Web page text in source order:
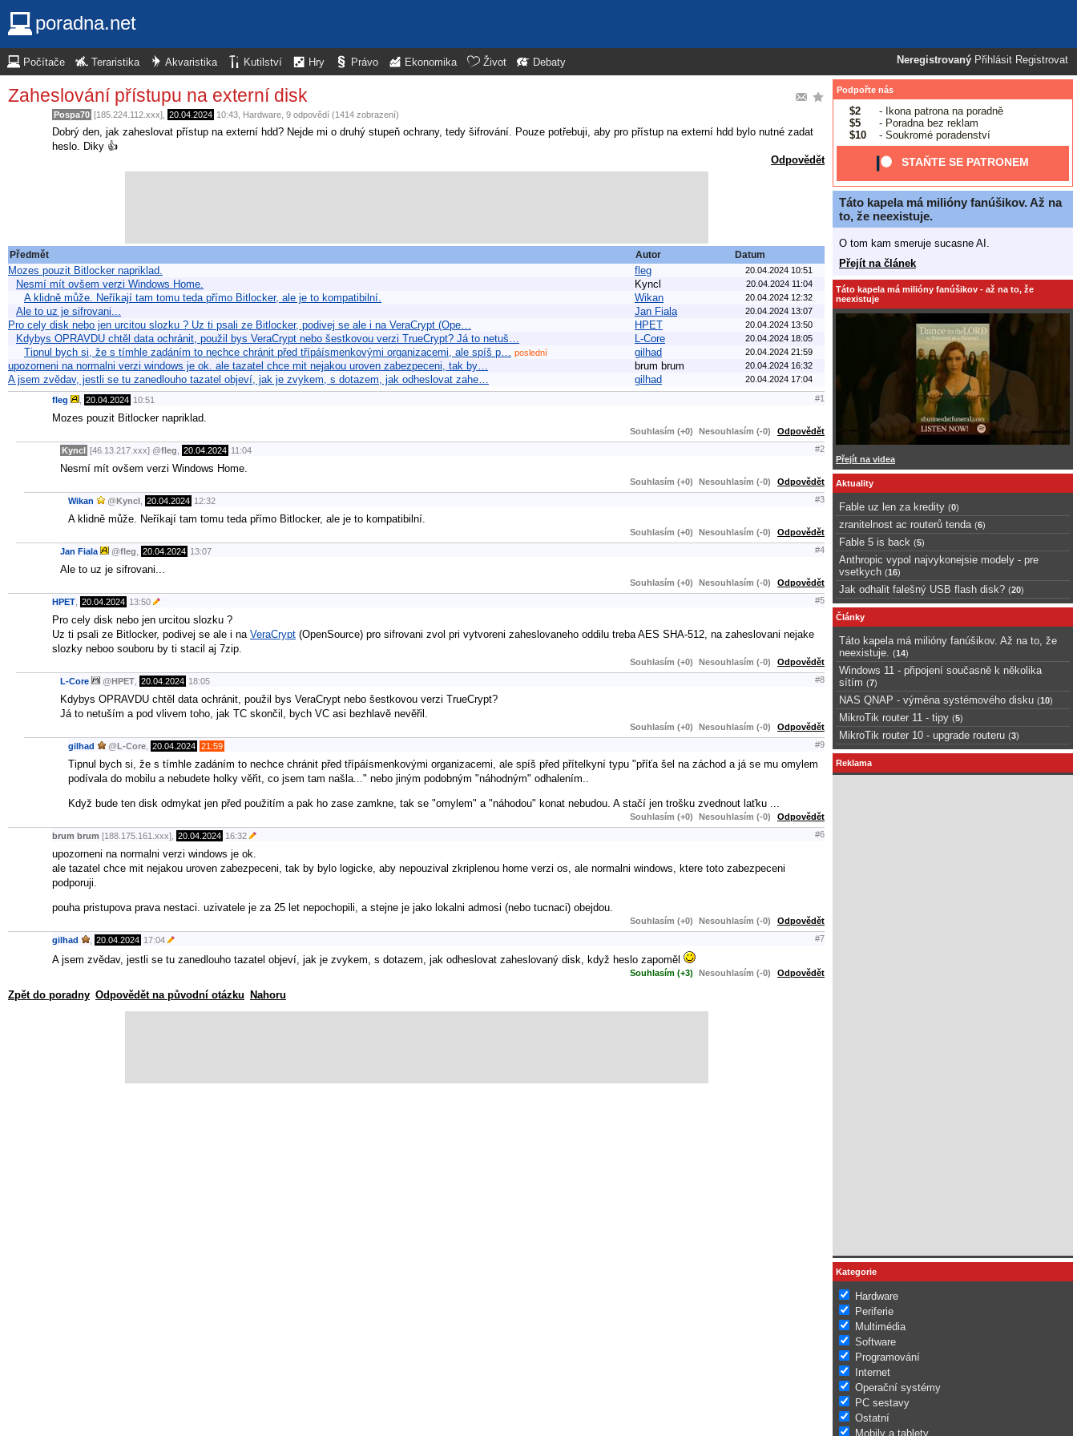
poradna.net
Neregistrovaný Přihlásit Registrovat
Počítače Teraristika Akvaristika Kutilství Hry Právo Ekonomika Život Debaty
Zaheslování přístupu na externí disk
Pospa70 [185.224.112.xxx], 20.04.2024 10:43 Hardware , 9 odpovědí (1414 zobrazení)
Dobrý den, jak zaheslovat přístup na externí hdd? Nejde mi o druhý stupeň ochrany, tedy šifrování. Pouze potřebuji, aby pro přístup na externí hdd bylo nutné zadat
heslo. Diky 👍
Odpovědět
Předmět Autor Datum
Mozes pouzit Bitlocker napriklad. fleg 20.04.2024 10:51
Nesmí mít ovšem verzi Windows Home. Kyncl 20.04.2024 11:04
A klidně může. Neříkají tam tomu teda přímo Bitlocker, ale je to kompatibilní. Wikan 20.04.2024 12:32
Ale to uz je sifrovani... Jan Fiala 20.04.2024 13:07
Pro cely disk nebo jen urcitou slozku ? Uz ti psali ze Bitlocker, podivej se ale i na VeraCrypt (Ope… HPET 20.04.2024 13:50
Kdybys OPRAVDU chtěl data ochránit, použil bys VeraCrypt nebo šestkovou verzi TrueCrypt? Já to netuš… L-Core 20.04.2024 18:05
Tipnul bych si, že s tímhle zadáním to nechce chránit před třípáísmenkovými organizacemi, ale spíš p… poslední gilhad 20.04.2024 21:59
upozorneni na normalni verzi windows je ok. ale tazatel chce mit nejakou uroven zabezpeceni, tak by… brum brum 20.04.2024 16:32
A jsem zvědav, jestli se tu zanedlouho tazatel objeví, jak je zvykem, s dotazem, jak odheslovat zahe… gilhad 20.04.2024 17:04
fleg 20.04.2024 10:51 #1
Mozes pouzit Bitlocker napriklad.
Souhlasím (+0) Nesouhlasím (-0) Odpovědět
Kyncl [46.13.217.xxx] @fleg 20.04.2024 11:04 #2
Nesmí mít ovšem verzi Windows Home.
Souhlasím (+0) Nesouhlasím (-0) Odpovědět
Wikan @Kyncl 20.04.2024 12:32 #3
A klidně může. Neříkají tam tomu teda přímo Bitlocker, ale je to kompatibilní.
Souhlasím (+0) Nesouhlasím (-0) Odpovědět
Jan Fiala @fleg 20.04.2024 13:07 #4
Ale to uz je sifrovani...
Souhlasím (+0) Nesouhlasím (-0) Odpovědět
HPET 20.04.2024 13:50 #5
Pro cely disk nebo jen urcitou slozku ?
Uz ti psali ze Bitlocker, podivej se ale i na VeraCrypt (OpenSource) pro sifrovani zvol pri vytvoreni zaheslovaneho oddilu treba AES SHA-512, na zaheslovani nejake
slozky neboo souboru by ti stacil aj 7zip.
Souhlasím (+0) Nesouhlasím (-0) Odpovědět
L-Core @HPET 20.04.2024 18:05 #8
Kdybys OPRAVDU chtěl data ochránit, použil bys VeraCrypt nebo šestkovou verzi TrueCrypt?
Já to netuším a pod vlivem toho, jak TC skončil, bych VC asi bezhlavě nevěřil.
Souhlasím (+0) Nesouhlasím (-0) Odpovědět
gilhad @L-Core 20.04.2024 21:59 #9
Tipnul bych si, že s tímhle zadáním to nechce chránit před třípáísmenkovými organizacemi, ale spíš před přítelkyní typu "příťa šel na záchod a já se mu omylem
podívala do mobilu a nebudete holky věřit, co jsem tam našla..." nebo jiným podobným "náhodným" odhalením..
Když bude ten disk odmykat jen před použitím a pak ho zase zamkne, tak se "omylem" a "náhodou" konat nebudou. A stačí jen trošku zvednout laťku ...
Souhlasím (+0) Nesouhlasím (-0) Odpovědět
brum brum [188.175.161.xxx], 20.04.2024 16:32 #6
upozorneni na normalni verzi windows je ok.
ale tazatel chce mit nejakou uroven zabezpeceni, tak by bylo logicke, aby nepouzival zkriplenou home verzi os, ale normalni windows, ktere toto zabezpeceni
podporuji.
pouha pristupova prava nestaci. uzivatele je za 25 let nepochopili, a stejne je jako lokalni admosi (nebo tucnaci) obejdou.
Souhlasím (+0) Nesouhlasím (-0) Odpovědět
gilhad 20.04.2024 17:04 #7
A jsem zvědav, jestli se tu zanedlouho tazatel objeví, jak je zvykem, s dotazem, jak odheslovat zaheslovaný disk, když heslo zapoměl
Souhlasím (+3) Nesouhlasím (-0) Odpovědět
Zpět do poradny Odpovědět na původní otázku Nahoru
Podpořte nás
$2
- Ikona patrona na poradně
$5
- Poradna bez reklam
$10
- Soukromé poradenství
STAŇTE SE PATRONEM
Táto kapela má milióny fanúšikov. Až na
to, že neexistuje.
O tom kam smeruje sucasne AI.
Přejít na článek
Táto kapela má milióny fanúšikov - až na to, že
neexistuje
Přejít na videa
Aktuality
Fable uz len za kredity (0)
zranitelnost ac routerů tenda (6)
Fable 5 is back (5)
Anthropic vypol najvykonejsie modely - pre
vsetkych (16)
Jak odhalit falešný USB flash disk? (20)
Články
Táto kapela má milióny fanúšikov. Až na to, že
neexistuje.
(14)
Windows 11 - připojení současně k několika
sítím (7)
NAS QNAP - výměna systémového disku (10)
MikroTik router 11 - tipy (5)
MikroTik router 10 - upgrade routeru (3)
Reklama
Kategorie
Hardware
Periferie
Multimédia
Software
Programování
Internet
Operační systémy
PC sestavy
Ostatní
Mobily a tablety